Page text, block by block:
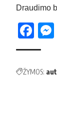
Draudimo
ŽYMOS: